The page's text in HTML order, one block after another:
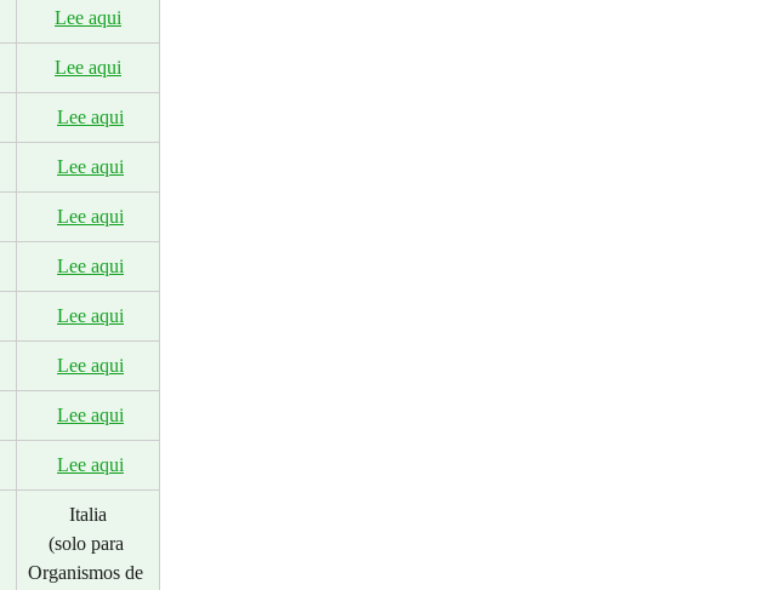
Lee aqui
Lee aqui
Lee aqui
Lee aqui
Lee aqui
Lee aqui
Lee aqui
Lee aqui
Lee aqui
Lee aqui
Italia
(solo para
Organismos de